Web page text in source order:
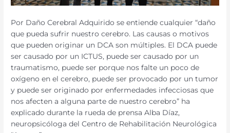
Por Daño Cerebral Adquirido se entiende cualquier “daño
que pueda sufrir nuestro cerebro. Las causas o motivos
que pueden originar un DCA son múltiples. El DCA puede
ser causado por un ICTUS, puede ser causado por un
traumatismo, puede ser porque nos falte un poco de
oxígeno en el cerebro, puede ser provocado por un tumor
y puede ser originado por enfermedades infecciosas que
nos afecten a alguna parte de nuestro cerebro” ha
explicado durante la rueda de prensa Alba Díaz,
neuropsicóloga del Centro de Rehabilitación Neurológica